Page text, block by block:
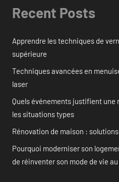
Recent Posts
Apprendre les techniques de
supérieure
Techniques avancées en
laser
Quels événements justifient une
les situations types
Rénovation de maison :
Pourquoi moderniser son
de réinventer son mode de vie